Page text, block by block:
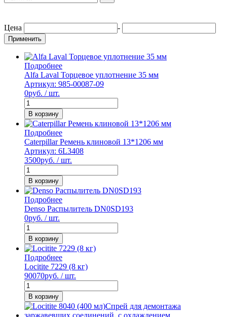
Цена -
Применить
Подробнее
Alfa Laval Торцевое уплотнение 35 мм
Артикул: 985-00087-09
0руб. / шт.
В корзину
Подробнее
Caterpillar Ремень клиновой 13*1206 мм
Артикул: 6L3408
3500руб. / шт.
В корзину
Подробнее
Denso Распылитель DN0SD193
0руб. / шт.
В корзину
Подробнее
Locitite 7229 (8 кг)
90070руб. / шт.
В корзину